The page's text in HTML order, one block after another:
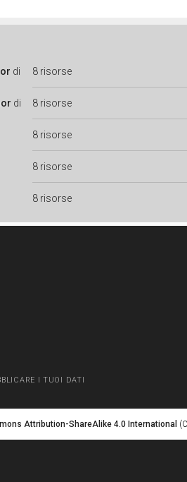
di 8 risorse
di 8 risorse
8 risorse
8 risorse
8 risorse
I TUOI DATI
Attribution-ShareAlike 4.0 International